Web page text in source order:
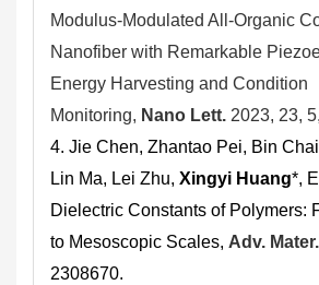
Modulus-Modulated All-Organic
Nanofiber with Remarkable
Energy Harvesting and Condition
Monitoring, Nano Lett. 2023, 23,
4. Jie Chen, Zhantao Pei, Bin
Lin Ma, Lei Zhu, Xingyi Huang*,
Dielectric Constants of Polymers:
to Mesoscopic Scales, Adv. Mater.
2308670.